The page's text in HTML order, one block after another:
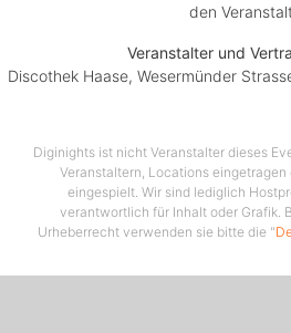
den
Veranstalter und
Discothek Haase, Wesermünder
Diginights ist nicht Veranstalter dieses
Veranstaltern, Locations
eingespielt. Wir sind lediglich
verantwortlich für Inhalt oder Grafik.
Urheberrecht verwenden sie bitte die "